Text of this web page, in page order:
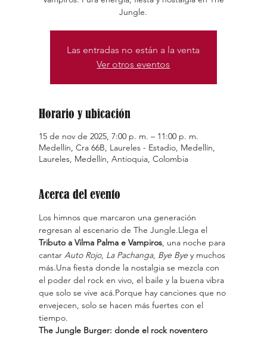
Jungle.
Las entradas no están a la venta
Ver otros eventos
Horario y ubicación
15 de nov de 2025, 7:00 p. m. – 11:00 p. m.
Medellín, Cra 66B, Laureles - Estadio, Medellín,
Laureles, Medellín, Antioquia, Colombia
Acerca del evento
Los himnos que marcaron una generación
regresan al escenario de The Jungle.Llega el
Tributo a Vilma Palma e Vampiros, una noche para
cantar Auto Rojo, La Pachanga, Bye Bye y muchos
más.Una fiesta donde la nostalgia se mezcla con
el poder del rock en vivo, el baile y la buena vibra
que solo se vive acá.Porque hay canciones que no
envejecen, solo se hacen más fuertes con el
tiempo.
The Jungle Burger: donde el rock noventero